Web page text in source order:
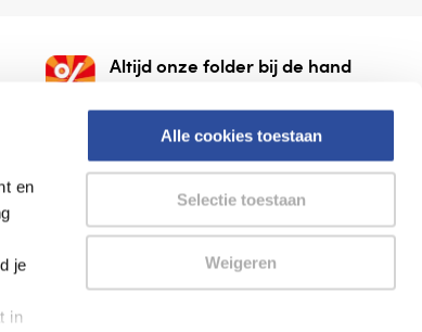
en
je
in
Alle cookies toestaan
Selectie toestaan
Weigeren
Altijd onze folder bij de hand
AlleFolders.
waarborg